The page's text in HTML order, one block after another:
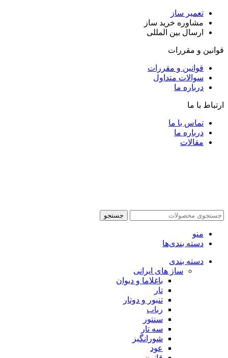
تعمیر ساز
مشاوره خرید ساز
ارسال بین المللی
قوانین و مقررات
قوانین و مقررات
سوالات متداول
درباره ما
ارتباط با ما
تماس با ما
درباره ما
مقالات
جستجو
منو
دسته بندی‌ها
دسته بندی
ساز های ایرانی
باغلاما و دیوان
تار
تنبور و دوتار
رباب
سنتور
سه تار
شورانگیز
عود